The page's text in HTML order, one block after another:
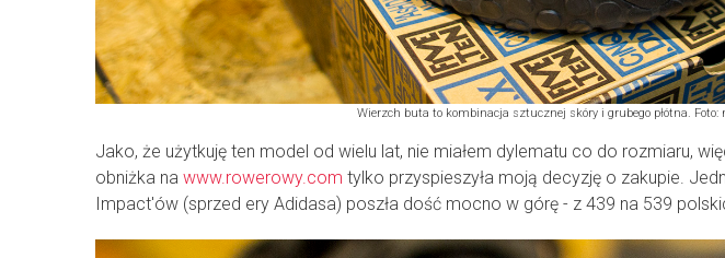
Wierzch buta to kombinacja sztucznej skóry i grubego płótna. Foto:
Jako, że użytkuję ten model od wielu lat, nie miałem dylematu co do rozmiaru,
obniżka na www.rowerowy.com tylko przyspieszyła moją decyzję o zakupie.
Impact'ów (sprzed ery Adidasa) poszła dość mocno w górę - z 439 na 539